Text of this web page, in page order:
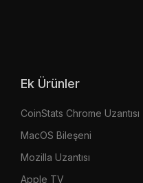
Ek Ürünler
CoinStats Chrome Uzantısı
MacOS Bileşeni
Mozilla Uzantısı
Apple TV